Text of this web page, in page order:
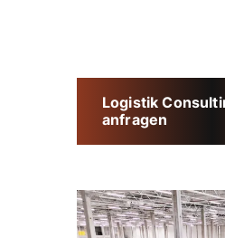
Logistik
anfragen